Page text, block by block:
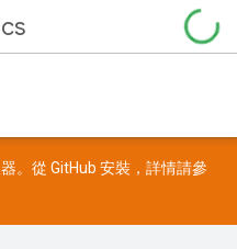
。從 GitHub 安裝，詳情請參